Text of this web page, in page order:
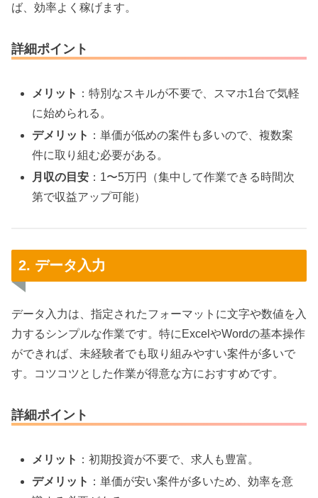
ば、効率よく稼げます。
詳細ポイント
メリット ：特別なスキルが不要で、スマホ1台で気軽
に始められる。
デメリット ：単価が低めの案件も多いので、複数案
件に取り組む必要がある。
月収の目安 ：1〜5万円（集中して作業できる時間次
第で収益アップ可能）
2. データ入力
データ入力は、指定されたフォーマットに文字や数値を入
力するシンプルな作業です。特にExcelやWordの基本操作
ができれば、未経験者でも取り組みやすい案件が多いで
す。コツコツとした作業が得意な方におすすめです。
詳細ポイント
メリット ：初期投資が不要で、求人も豊富。
デメリット ：単価が安い案件が多いため、効率を意